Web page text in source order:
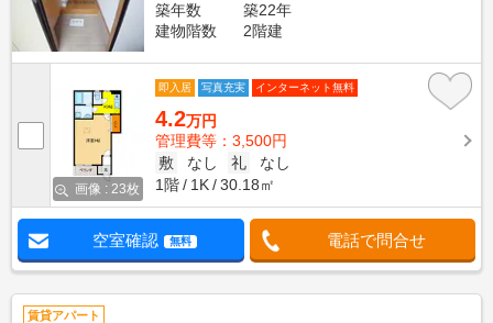
築年数
築22年
建物階数
2階建
画像 : 23枚
即入居 写真充実 インターネット無料
4.2万円
管理費等：3,500円
敷
なし 礼
なし
1階
1K 30.18㎡
空室確認 無料 電話で問合せ
賃貸アパート